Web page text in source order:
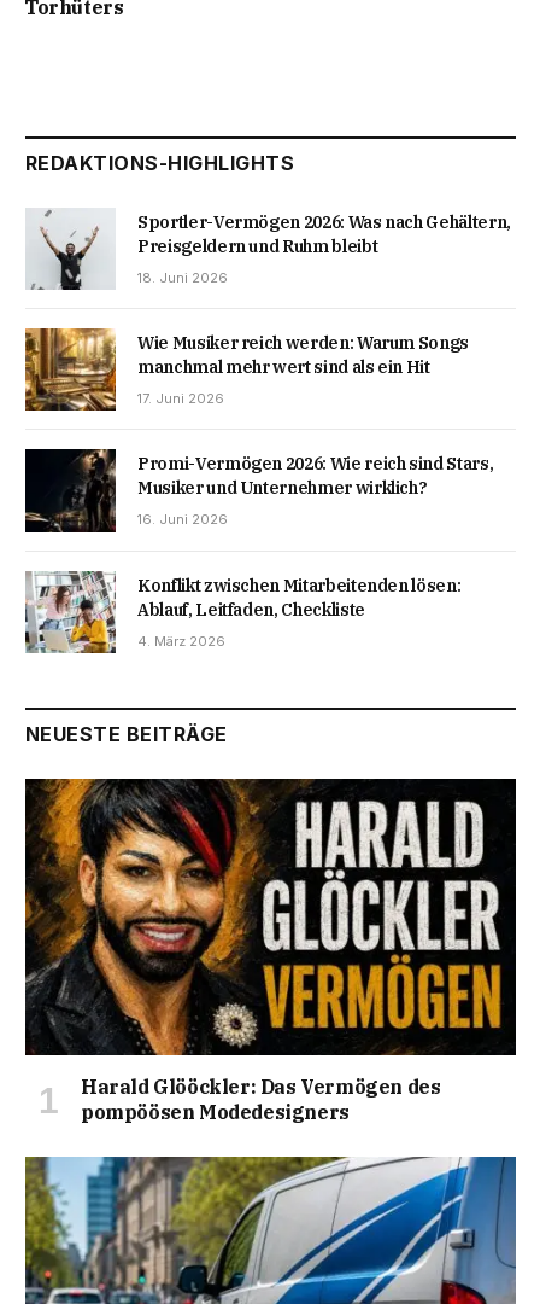
Torhüters
REDAKTIONS-HIGHLIGHTS
Sportler-Vermögen 2026: Was nach Gehältern,
Preisgeldern und Ruhm bleibt
18. Juni 2026
Wie Musiker reich werden: Warum Songs
manchmal mehr wert sind als ein Hit
17. Juni 2026
Promi-Vermögen 2026: Wie reich sind Stars,
Musiker und Unternehmer wirklich?
16. Juni 2026
Konflikt zwischen Mitarbeitenden lösen:
Ablauf, Leitfaden, Checkliste
4. März 2026
NEUESTE BEITRÄGE
Harald Glööckler: Das Vermögen des
pompöösen Modedesigners